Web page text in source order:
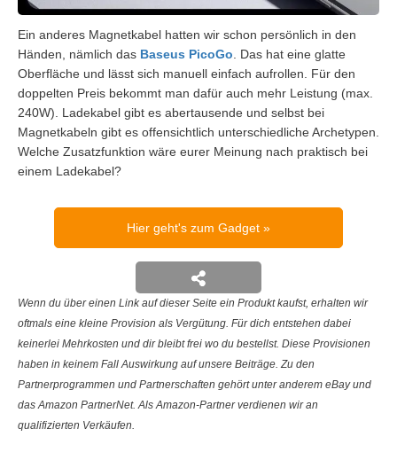
Ein anderes Magnetkabel hatten wir schon persönlich in den
Händen, nämlich das Baseus PicoGo . Das hat eine glatte
Oberfläche und lässt sich manuell einfach aufrollen. Für den
doppelten Preis bekommt man dafür auch mehr Leistung (max.
240W). Ladekabel gibt es abertausende und selbst bei
Magnetkabeln gibt es offensichtlich unterschiedliche Archetypen.
Welche Zusatzfunktion wäre eurer Meinung nach praktisch bei
einem Ladekabel?
Hier geht's zum Gadget
Wenn du über einen Link auf dieser Seite ein Produkt kaufst, erhalten wir
oftmals eine kleine Provision als Vergütung. Für dich entstehen dabei
keinerlei Mehrkosten und dir bleibt frei wo du bestellst. Diese Provisionen
haben in keinem Fall Auswirkung auf unsere Beiträge. Zu den
Partnerprogrammen und Partnerschaften gehört unter anderem eBay und
das Amazon PartnerNet. Als Amazon-Partner verdienen wir an
qualifizierten Verkäufen.